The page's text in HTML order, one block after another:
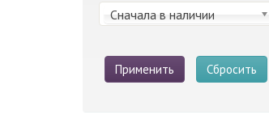
Сначала в наличии
Применить Сбросить